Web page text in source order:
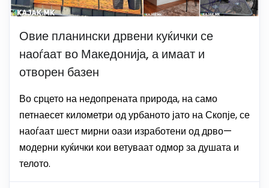
Овие планински дрвени куќички се
наоѓаат во Македонија, а имаат и
отворен базен
Во срцето на недопрената природа, на само
петнаесет километри од урбаното јато на Скопје, се
наоѓаат шест мирни оази изработени од дрво—
модерни куќички кои ветуваат одмор за душата и
телото.